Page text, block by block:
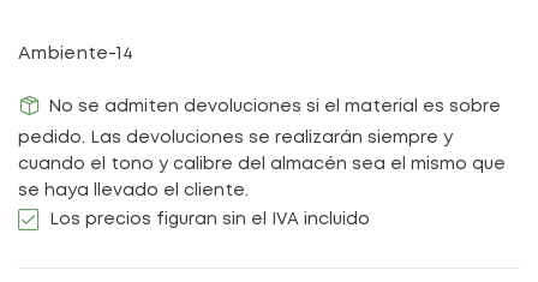
Ambiente-14
No se admiten devoluciones si el material es sobre
pedido. Las devoluciones se realizarán siempre y
cuando el tono y calibre del almacén sea el mismo que
se haya llevado el cliente.
Los precios figuran sin el IVA incluido